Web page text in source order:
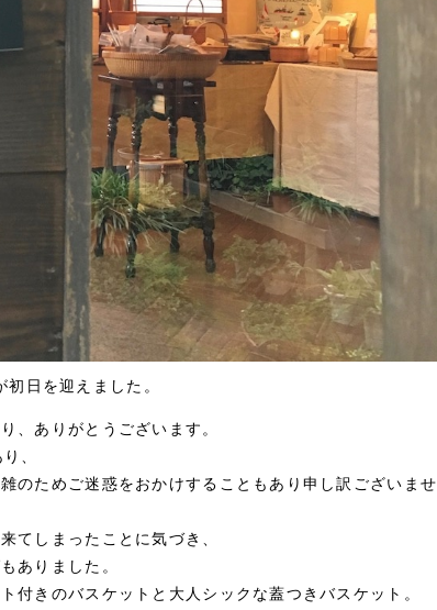
日を迎えました。
、ありがとうございます。
、
のためご迷惑をおかけすることもあり申し訳ございませ
てしまったことに気づき、
ありました。
付きのバスケットと大人シックな蓋つきバスケット。